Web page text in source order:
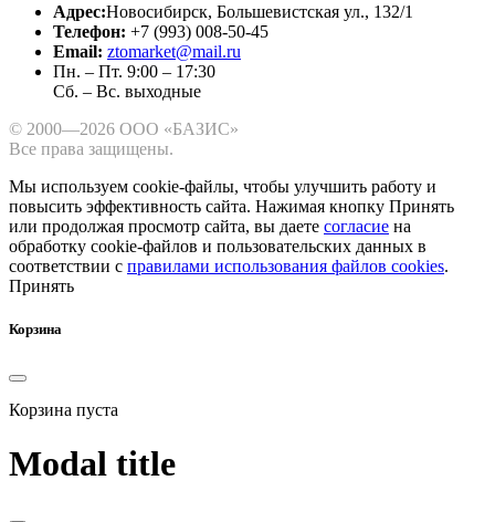
Адрес:Новосибирск, Большевистская ул., 132/1
Телефон: +7 (993) 008-50-45
Email: ztomarket@mail.ru
Пн. – Пт. 9:00 – 17:30
Сб. – Вс. выходные
© 2000—2026 ООО «БАЗИС»
Все права защищены.
Мы используем cookie-файлы, чтобы улучшить работу и
повысить эффективность сайта. Нажимая кнопку Принять
или продолжая просмотр сайта, вы даете согласие на
обработку cookie-файлов и пользовательских данных в
соответствии с правилами использования файлов cookies.
Принять
Корзина
Корзина пуста
Modal title